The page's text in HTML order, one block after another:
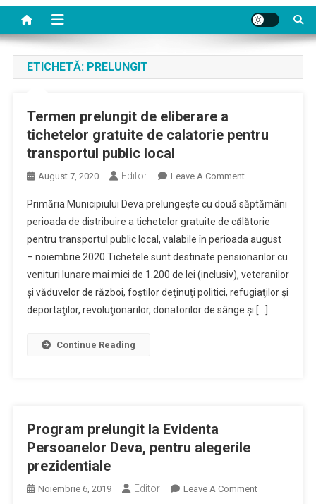
ETICHETĂ: PRELUNGIT
Termen prelungit de eliberare a
tichetelor gratuite de calatorie pentru
transportul public local
August 7, 2020 Editor Leave A CommentOn
Prelungit
De
Eliberare
A
Tichetelor
Gratuite
De
Primăria Municipiului Deva prelungeşte cu două săptămâni
perioada de distribuire a tichetelor gratuite de călătorie
pentru transportul public local, valabile în perioada august
– noiembrie 2020.Tichetele sunt destinate pensionarilor cu
venituri lunare mai mici de 1.200 de lei (inclusiv), veteranilor
şi văduvelor de război, foştilor deţinuţi politici, refugiaţilor şi
deportaţilor, revoluţionarilor, donatorilor de sânge şi […]
Continue Reading
Program prelungit la Evidenta
Persoanelor Deva, pentru alegerile
prezidentiale
Noiembrie 6, 2019 Editor Leave A CommentOn